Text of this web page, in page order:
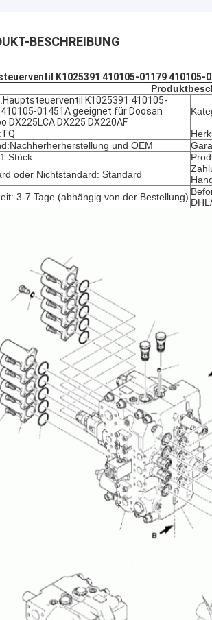
BESCHREIBUNG
K1025391 410105-01179 410105-
Hauptsteuerventil K1025391 410105-
01451A geeignet für Doosan
DX225LCA DX225 DX220AF
TQ
Nachherherherstellung und OEM
Stück
oder Nichtstandard: Standard
3-7 Tage (abhängig von der Bestellung)